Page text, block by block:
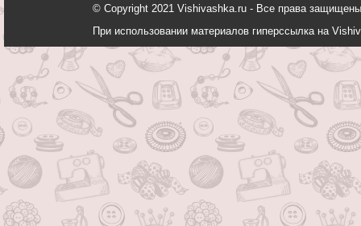
© Copyright 2021 Vishivashka.ru - Все права
При использовании материалов гиперссылка на